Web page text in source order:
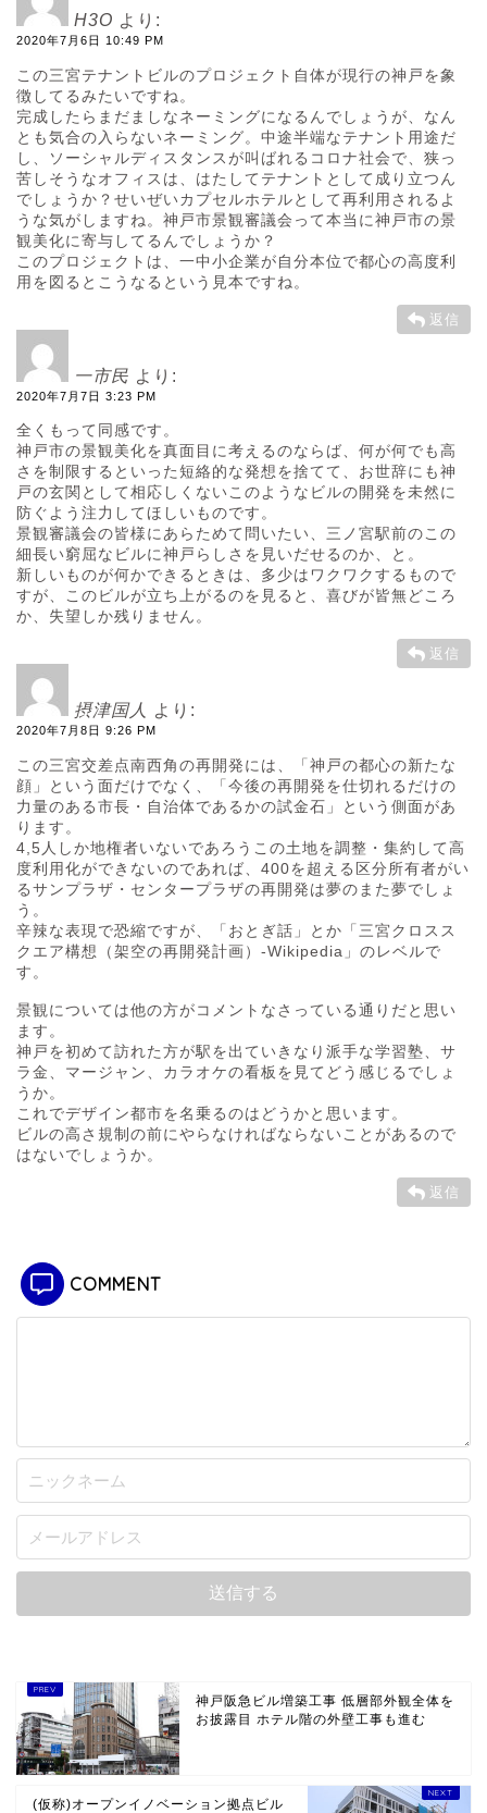
H3O より:
2020年7月6日 10:49 PM
この三宮テナントビルのプロジェクト自体が現行の神戸を象
徴してるみたいですね。
完成したらまだましなネーミングになるんでしょうが、なん
とも気合の入らないネーミング。中途半端なテナント用途だ
し、ソーシャルディスタンスが叫ばれるコロナ社会で、狭っ
苦しそうなオフィスは、はたしてテナントとして成り立つん
でしょうか？せいぜいカプセルホテルとして再利用されるよ
うな気がしますね。神戸市景観審議会って本当に神戸市の景
観美化に寄与してるんでしょうか？
このプロジェクトは、一中小企業が自分本位で都心の高度利
用を図るとこうなるという見本ですね。
返信
一市民 より:
2020年7月7日 3:23 PM
全くもって同感です。
神戸市の景観美化を真面目に考えるのならば、何が何でも高
さを制限するといった短絡的な発想を捨てて、お世辞にも神
戸の玄関として相応しくないこのようなビルの開発を未然に
防ぐよう注力してほしいものです。
景観審議会の皆様にあらためて問いたい、三ノ宮駅前のこの
細長い窮屈なビルに神戸らしさを見いだせるのか、と。
新しいものが何かできるときは、多少はワクワクするもので
すが、このビルが立ち上がるのを見ると、喜びが皆無どころ
か、失望しか残りません。
返信
摂津国人 より:
2020年7月8日 9:26 PM
この三宮交差点南西角の再開発には、「神戸の都心の新たな
顔」という面だけでなく、「今後の再開発を仕切れるだけの
力量のある市長・自治体であるかの試金石」という側面があ
ります。
4,5人しか地権者いないであろうこの土地を調整・集約して高
度利用化ができないのであれば、400を超える区分所有者がい
るサンプラザ・センタープラザの再開発は夢のまた夢でしょ
う。
辛辣な表現で恐縮ですが、「おとぎ話」とか「三宮クロスス
クエア構想（架空の再開発計画）-Wikipedia」のレベルで
す。
景観については他の方がコメントなさっている通りだと思い
ます。
神戸を初めて訪れた方が駅を出ていきなり派手な学習塾、サ
ラ金、マージャン、カラオケの看板を見てどう感じるでしょ
うか。
これでデザイン都市を名乗るのはどうかと思います。
ビルの高さ規制の前にやらなければならないことがあるので
はないでしょうか。
返信
COMMENT
神戸阪急ビル増築工事 低層部外観全体を
お披露目 ホテル階の外壁工事も進む
(仮称)オープンイノベーション拠点ビル